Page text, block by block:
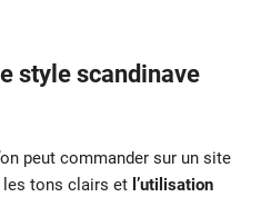
style scandinave
peut commander sur un site
les tons clairs et l’utilisation